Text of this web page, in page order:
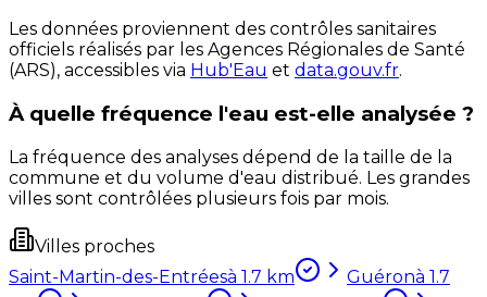
Les données proviennent des contrôles sanitaires
officiels réalisés par les Agences Régionales de Santé
(ARS), accessibles via Hub'Eau et data.gouv.fr.
À quelle fréquence l'eau est-elle analysée ?
La fréquence des analyses dépend de la taille de la
commune et du volume d'eau distribué. Les grandes
villes sont contrôlées plusieurs fois par mois.
Villes proches
Saint-Martin-des-Entréesà 1.7 km Guéronà 1.7